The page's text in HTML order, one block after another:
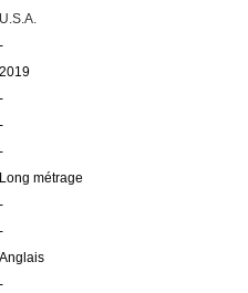
U.S.A.
-
2019
-
-
-
Long métrage
-
-
Anglais
-